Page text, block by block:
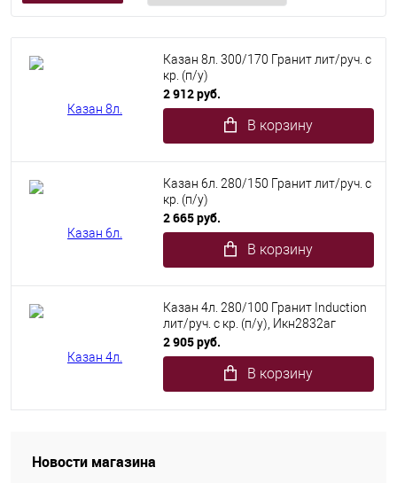
Казан 8л. 300/170 Гранит лит/руч. с
кр. (п/у)
2 912 руб.
В корзину
Казан 6л. 280/150 Гранит лит/руч. с
кр. (п/у)
2 665 руб.
В корзину
Казан 4л. 280/100 Гранит Induction
лит/руч. с кр. (п/у), Икн2832аг
2 905 руб.
В корзину
Новости магазина